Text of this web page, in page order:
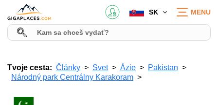
SK MENU
Tvoje cesta: Články Svet Ázie
Pakistan
Národný park Centrálny Karakoram